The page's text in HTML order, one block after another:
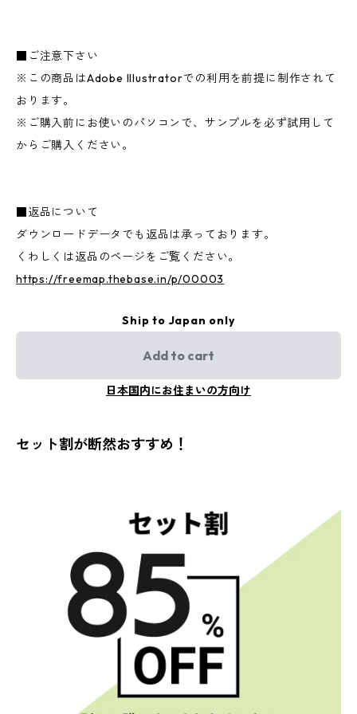
■ご注意下さい
※この商品はAdobe Illustratorでの利用を前提に制作されて
おります。
※ご購入前にお使いのパソコンで、サンプルを必ず試用して
からご購入ください。
■返品について
ダウンロードデータでも返品は承っております。
くわしくは返品のページをご覧ください。
https://freemap.thebase.in/p/00003
Ship to Japan only
Add to cart
日本国内にお住まいの方向け
セット割が断然おすすめ！